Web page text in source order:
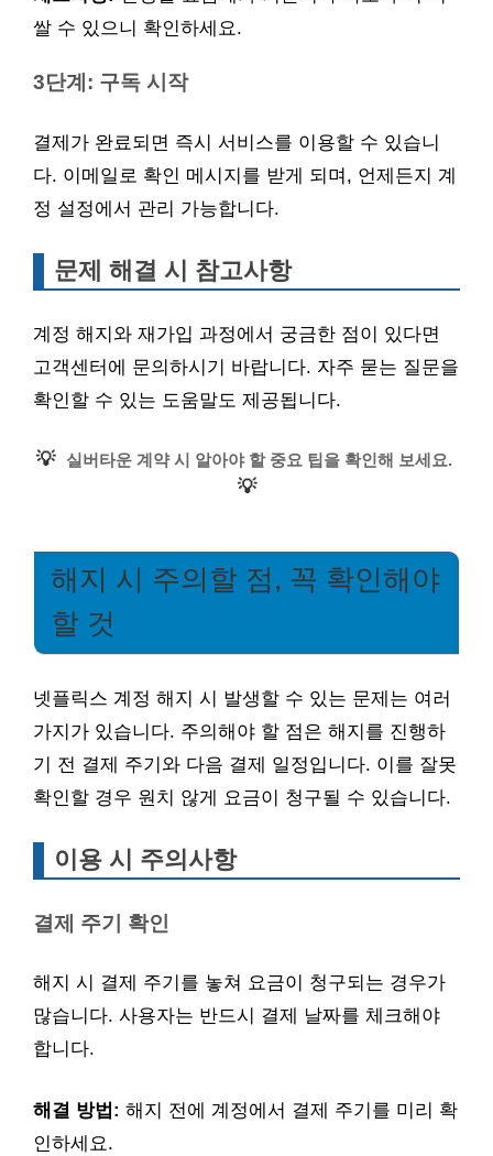
쌀 수 있으니 확인하세요.
3단계: 구독 시작
결제가 완료되면 즉시 서비스를 이용할 수 있습니
다. 이메일로 확인 메시지를 받게 되며, 언제든지 계
정 설정에서 관리 가능합니다.
문제 해결 시 참고사항
계정 해지와 재가입 과정에서 궁금한 점이 있다면
고객센터에 문의하시기 바랍니다. 자주 묻는 질문을
확인할 수 있는 도움말도 제공됩니다.
💡 실버타운 계약 시 알아야 할 중요 팁을 확인해 보세요.
💡
해지 시 주의할 점, 꼭 확인해야
할 것
넷플릭스 계정 해지 시 발생할 수 있는 문제는 여러
가지가 있습니다. 주의해야 할 점은 해지를 진행하
기 전 결제 주기와 다음 결제 일정입니다. 이를 잘못
확인할 경우 원치 않게 요금이 청구될 수 있습니다.
이용 시 주의사항
결제 주기 확인
해지 시 결제 주기를 놓쳐 요금이 청구되는 경우가
많습니다. 사용자는 반드시 결제 날짜를 체크해야
합니다.
해결 방법: 해지 전에 계정에서 결제 주기를 미리 확
인하세요.